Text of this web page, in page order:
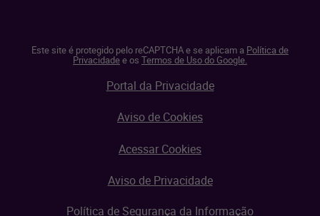
Este site é protegido pelo reCAPTCHA e se aplicam a Política de
Privacidadee os Termos de Uso do Google.
Portal da Privacidade
Aviso de Cookies
Acessar Cookies
Aviso de Privacidade
Política de Segurança da Informação